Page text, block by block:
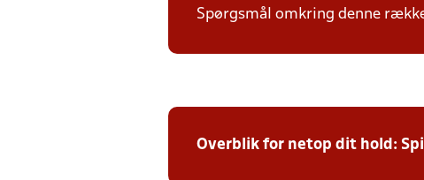
Spørgsmål omkring denne
Overblik for netop dit hold: